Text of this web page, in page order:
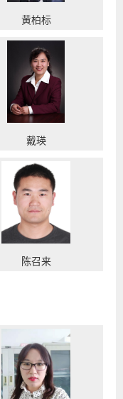
黄柏标
戴瑛
陈召来